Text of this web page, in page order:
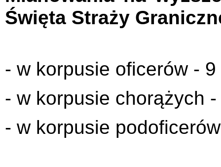
Święta Straży
- w korpusie oficerów -
- w korpusie chorążych
- w korpusie